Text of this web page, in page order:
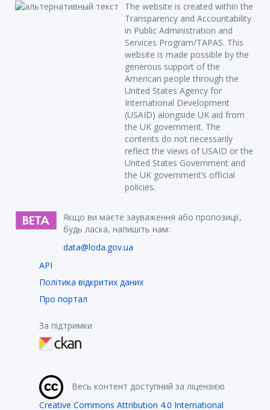
The website is created within the
Transparency and Accountability
in Public Administration and
Services Program/TAPAS. This
website is made possible by the
generous support of the
American people through the
United States Agency for
International Development
(USAID) alongside UK aid from
the UK government. The
contents do not necessarily
reflect the views of USAID or the
United States Government and
the UK government’s official
policies.
Якщо ви маєте зауваження або пропозиції,
будь ласка, напишіть нам:
data@loda.gov.ua
API
Політика відкритих даних
Про портал
За підтримки
Весь контент доступний за ліцензією
Creative Commons Attribution 4.0 International